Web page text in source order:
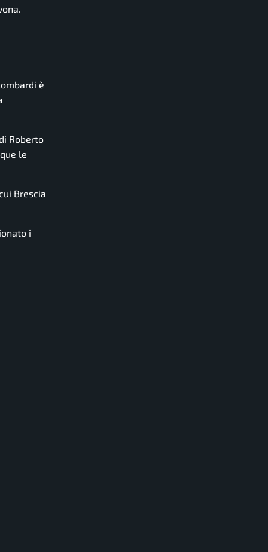
è
Roberto
le
Brescia
i